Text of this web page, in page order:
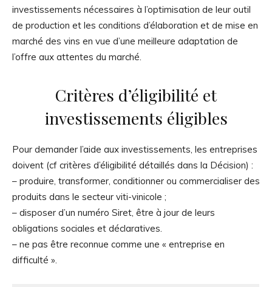
investissements nécessaires à l’optimisation de leur outil
de production et les conditions d’élaboration et de mise en
marché des vins en vue d’une meilleure adaptation de
l’offre aux attentes du marché.
Critères d’éligibilité et
investissements éligibles
Pour demander l’aide aux investissements, les entreprises
doivent (cf critères d’éligibilité détaillés dans la Décision) :
– produire, transformer, conditionner ou commercialiser des
produits dans le secteur viti-vinicole ;
– disposer d’un numéro Siret, être à jour de leurs
obligations sociales et déclaratives.
– ne pas être reconnue comme une « entreprise en
difficulté ».